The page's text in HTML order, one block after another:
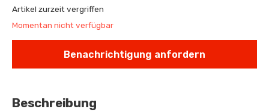
Artikel zurzeit vergriffen
Momentan nicht verfügbar
Benachrichtigung anfordern
Beschreibung